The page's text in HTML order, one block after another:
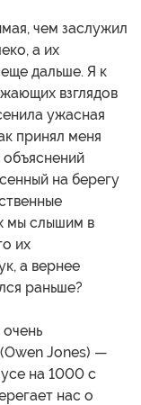
чем заслужил
а их
дальше. Я к
взглядов
ужасная
принял меня
объяснений
на берегу
мы слышим в
их
а вернее
раньше?
Jones) —
на 1000 с
нас о